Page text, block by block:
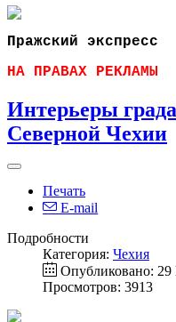
Пражский экспресс
НА ПРАВАХ РЕКЛАМЫ
Интерьеры
Северной Чехии
Печать
E-mail
Подробности
Категория: Чехия
Опубликовано:
Просмотров: 3913